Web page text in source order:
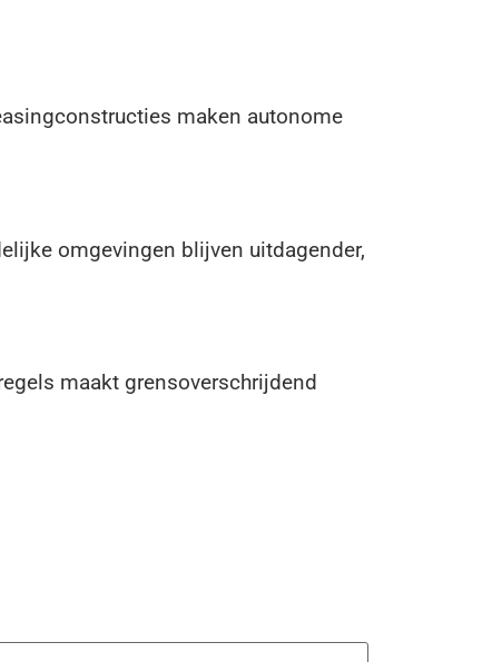
maken autonome
omgevingen blijven uitdagender,
maakt grensoverschrijdend